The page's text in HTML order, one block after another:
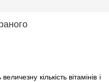
кількість вітамінів і